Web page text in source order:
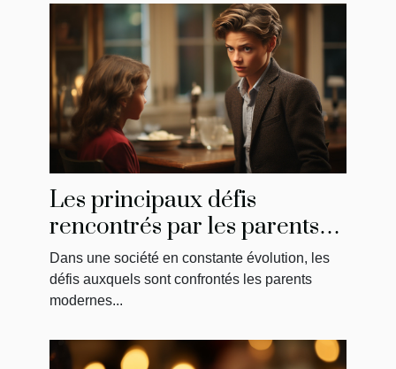
Les principaux défis
rencontrés par les parents
modernes : la solution de
May
Dans une société en constante évolution, les
défis auxquels sont confrontés les parents
modernes...